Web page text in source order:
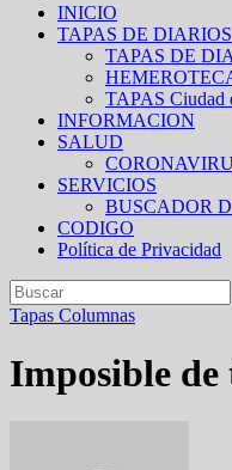
INICIO
TAPAS DE DIARIOS
TAPAS DE
TAPAS Ciudad
INFORMACION
SALUD
SERVICIOS
BUSCADOR
CODIGO
Política de Privacidad
Tapas Columnas
Imposible